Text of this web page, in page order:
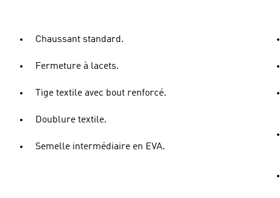
Chaussant standard.
Fermeture à lacets.
Tige textile avec bout renforcé.
Doublure textile.
Semelle intermédiaire en EVA.